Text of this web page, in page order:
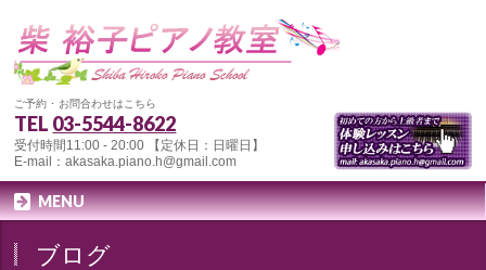
ご予約 ･ お問合わせはこちら
TEL 03-5544-8622
受付時間11:00 - 20:00 【定休日：日曜日】
E-mail：akasaka.piano.h@gmail.com
MENU
ブログ